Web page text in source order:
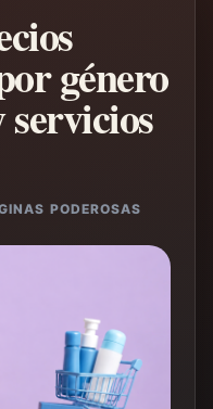
género
PODEROSAS